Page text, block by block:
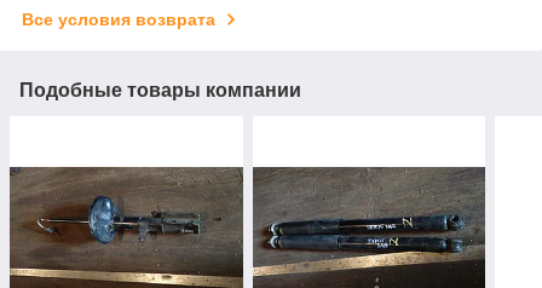
Все условия возврата
Подобные товары компании